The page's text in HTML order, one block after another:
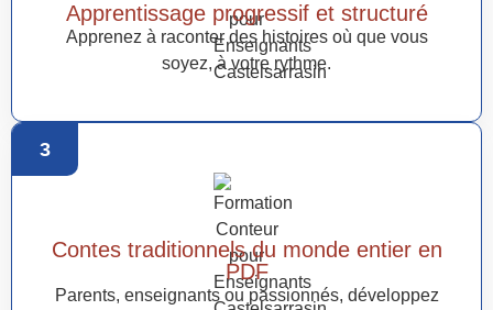
Apprentissage progressif et structuré
Apprenez à raconter des histoires où que vous
soyez, à votre rythme.
3
Contes traditionnels du monde entier en
PDF
Parents, enseignants ou passionnés, développez